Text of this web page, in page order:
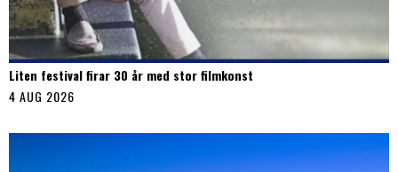
Liten festival firar 30 år med stor filmkonst
4 AUG 2026